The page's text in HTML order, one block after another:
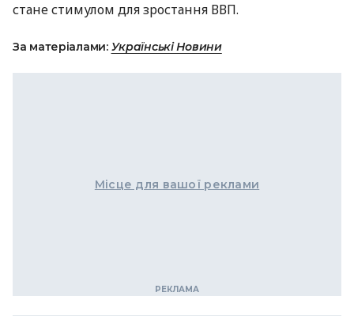
стане стимулом для зростання ВВП.
За матеріалами: Українські Новини
Місце для вашої реклами